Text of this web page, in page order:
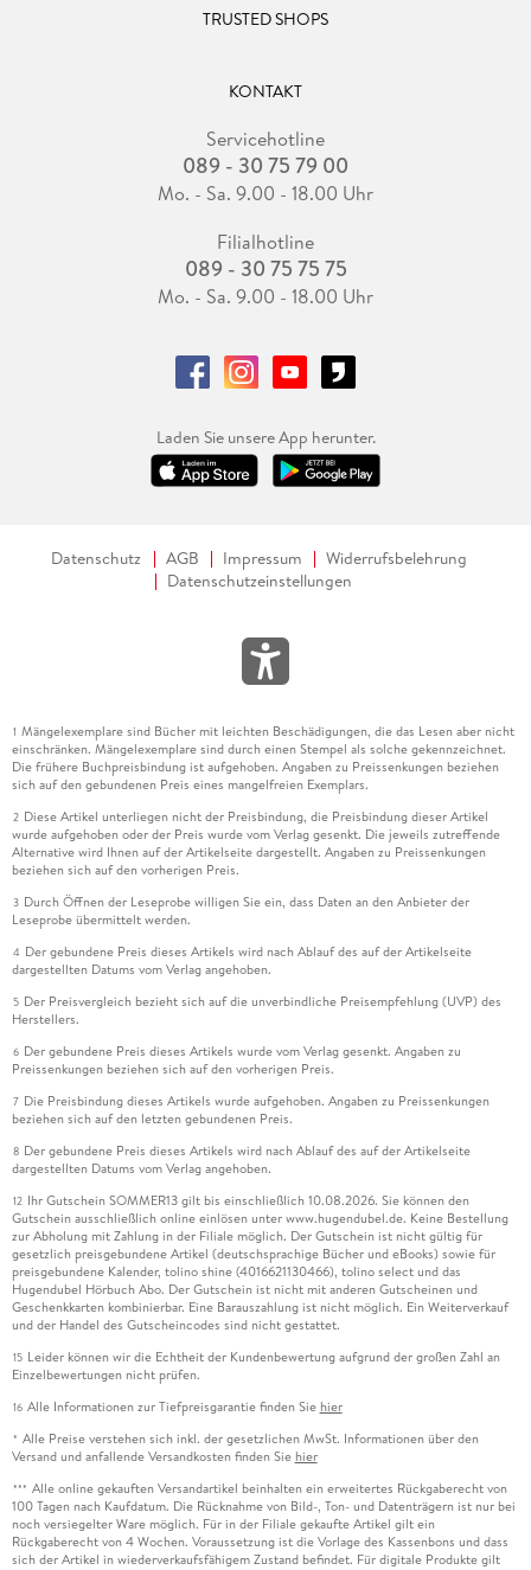
TRUSTED SHOPS
KONTAKT
Servicehotline
089 - 30 75 79 00
Mo. - Sa. 9.00 - 18.00 Uhr
Filialhotline
089 - 30 75 75 75
Mo. - Sa. 9.00 - 18.00 Uhr
Laden Sie unsere App herunter.
Datenschutz AGB Impressum
Widerrufsbelehrung
Datenschutzeinstellungen
1 Mängelexemplare sind Bücher mit leichten Beschädigungen, die das Lesen aber nicht
einschränken. Mängelexemplare sind durch einen Stempel als solche gekennzeichnet.
Die frühere Buchpreisbindung ist aufgehoben. Angaben zu Preissenkungen beziehen
sich auf den gebundenen Preis eines mangelfreien Exemplars.
2 Diese Artikel unterliegen nicht der Preisbindung, die Preisbindung dieser Artikel
wurde aufgehoben oder der Preis wurde vom Verlag gesenkt. Die jeweils zutreffende
Alternative wird Ihnen auf der Artikelseite dargestellt. Angaben zu Preissenkungen
beziehen sich auf den vorherigen Preis.
3 Durch Öffnen der Leseprobe willigen Sie ein, dass Daten an den Anbieter der
Leseprobe übermittelt werden.
4 Der gebundene Preis dieses Artikels wird nach Ablauf des auf der Artikelseite
dargestellten Datums vom Verlag angehoben.
5 Der Preisvergleich bezieht sich auf die unverbindliche Preisempfehlung (UVP) des
Herstellers.
6 Der gebundene Preis dieses Artikels wurde vom Verlag gesenkt. Angaben zu
Preissenkungen beziehen sich auf den vorherigen Preis.
7 Die Preisbindung dieses Artikels wurde aufgehoben. Angaben zu Preissenkungen
beziehen sich auf den letzten gebundenen Preis.
8 Der gebundene Preis dieses Artikels wird nach Ablauf des auf der Artikelseite
dargestellten Datums vom Verlag angehoben.
12 Ihr Gutschein SOMMER13 gilt bis einschließlich 10.08.2026. Sie können den
Gutschein ausschließlich online einlösen unter www.hugendubel.de. Keine Bestellung
zur Abholung mit Zahlung in der Filiale möglich. Der Gutschein ist nicht gültig für
gesetzlich preisgebundene Artikel (deutschsprachige Bücher und eBooks) sowie für
preisgebundene Kalender, tolino shine (4016621130466), tolino select und das
Hugendubel Hörbuch Abo. Der Gutschein ist nicht mit anderen Gutscheinen und
Geschenkkarten kombinierbar. Eine Barauszahlung ist nicht möglich. Ein Weiterverkauf
und der Handel des Gutscheincodes sind nicht gestattet.
15 Leider können wir die Echtheit der Kundenbewertung aufgrund der großen Zahl an
Einzelbewertungen nicht prüfen.
16 Alle Informationen zur Tiefpreisgarantie finden Sie hier
* Alle Preise verstehen sich inkl. der gesetzlichen MwSt. Informationen über den
Versand und anfallende Versandkosten finden Sie hier
*** Alle online gekauften Versandartikel beinhalten ein erweitertes Rückgaberecht von
100 Tagen nach Kaufdatum. Die Rücknahme von Bild-, Ton- und Datenträgern ist nur bei
noch versiegelter Ware möglich. Für in der Filiale gekaufte Artikel gilt ein
Rückgaberecht von 4 Wochen. Voraussetzung ist die Vorlage des Kassenbons und dass
sich der Artikel in wiederverkaufsfähigem Zustand befindet. Für digitale Produkte gilt